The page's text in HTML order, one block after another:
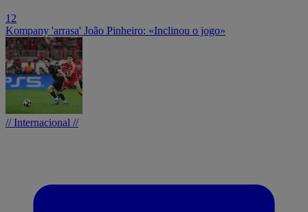
12
Kompany 'arrasa' João Pinheiro: «Inclinou o jogo»
// Internacional //